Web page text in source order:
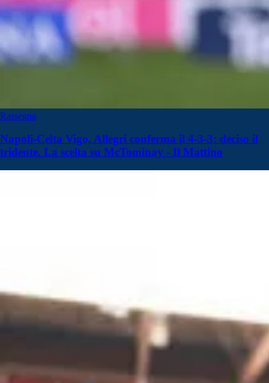
Rassegna
Napoli-Celta Vigo, Allegri conferma il 4-3-3: deciso il
tridente. La scelta su McTominay - Il Mattino